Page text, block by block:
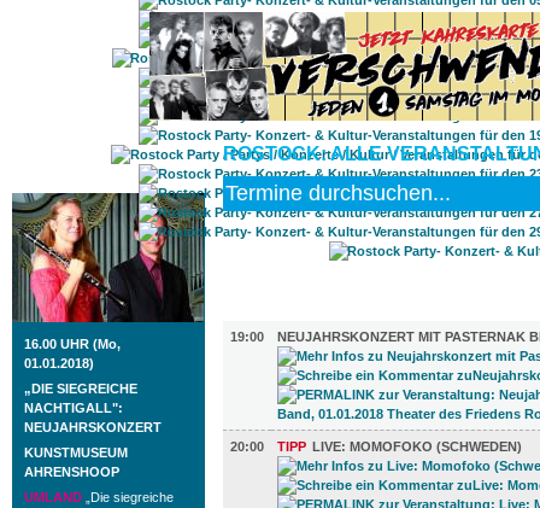
ROSTOCK TAGESTIPP
16.00 UHR (Mo,
01.01.2018)
„DIE SIEGREICHE
NACHTIGALL":
NEUJAHRSKONZERT
KUNSTMUSEUM
AHRENSHOOP
UMLAND „Die siegreiche
ROSTOCK: ALLE
19:00
NEUJAHRSKONZERT MIT PASTERNAK
20:00 TIPP LIVE: MOMOFOKO (SCHWEDEN)